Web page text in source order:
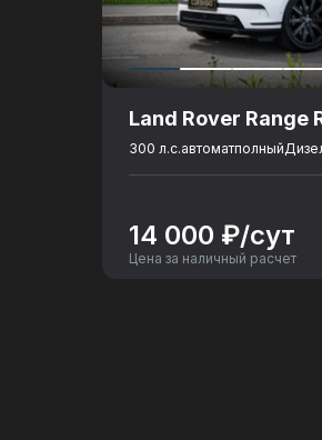
Объем топливного
Разгон до 100 км./ч.,
Количество
Land Rover Range
300 л.с.автоматполный
14 000 ₽/сут
Цена за наличный расчет